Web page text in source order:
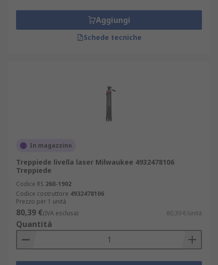
Aggiungi
Schede tecniche
In magazzino
Treppiede livella laser Milwaukee 4932478106
Treppiede
Codice RS 260-1902
Codice costruttore 4932478106
Prezzo per 1 unità
80,39 €(IVA esclusa) 80,39 €/unità
Quantità